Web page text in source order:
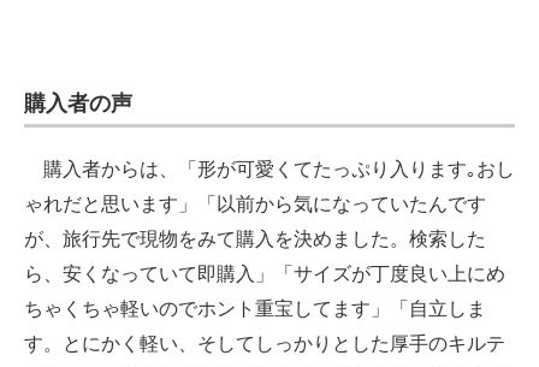
購入者の声
購入者からは、「形が可愛くてたっぷり入ります｡おし
ゃれだと思います」「以前から気になっていたんです
が、旅行先で現物をみて購入を決めました。検索した
ら、安くなっていて即購入」「サイズが丁度良い上にめ
ちゃくちゃ軽いのでホント重宝してます」「自立しま
す。とにかく軽い、そしてしっかりとした厚手のキルテ